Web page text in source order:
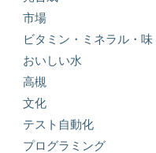
市場
ビタミン・ミネラル・味
おいしい水
高槻
文化
テスト自動化
プログラミング